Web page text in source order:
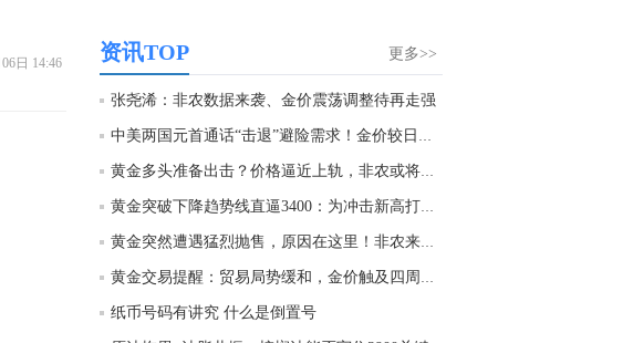
日 14:46
徐文婷：
时指导， 关注老师财经号主页：
http://mp.cnfol.com/user/58676
匿名网友-中金在线手机网：止损多少 老师
徐文婷：7美金
度。70一50？。
徐文婷：带上止损博弈，实时指导， 关注老
师财经号主页：http://mp.cnfol.com/user/58676
更多>>
资讯TOP
张尧浠：非农数据来袭、金价震荡调整待再走强
中美两国元首通话“击退”避险需求！金价较日高...
黄金多头准备出击？价格逼近上轨，非农或将决定...
黄金突破下降趋势线直逼3400：为冲击新高打开空...
黄金突然遭遇猛烈抛售，原因在这里！非农来袭 ...
黄金交易提醒：贸易局势缓和，金价触及四周高点...
纸币号码有讲究 什么是倒置号